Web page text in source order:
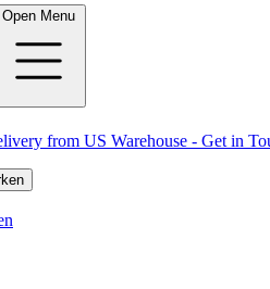
Open Menu
from US Warehouse - Get in